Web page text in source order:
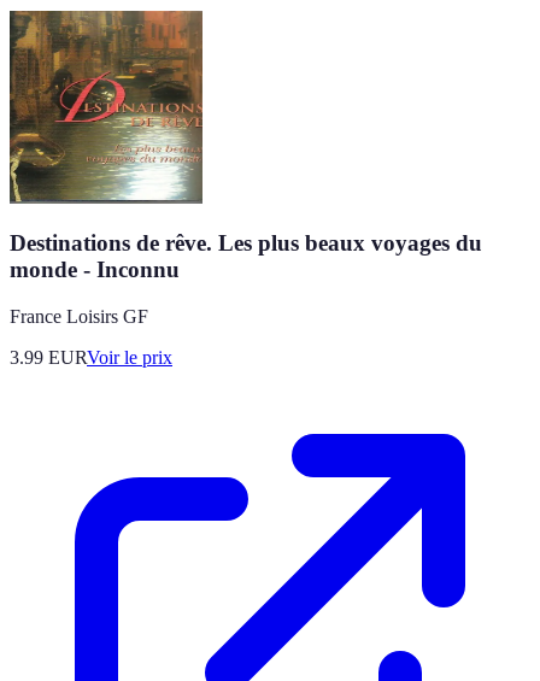
Destinations de rêve. Les plus beaux voyages du
monde - Inconnu
France Loisirs GF
3.99 EURVoir le prix